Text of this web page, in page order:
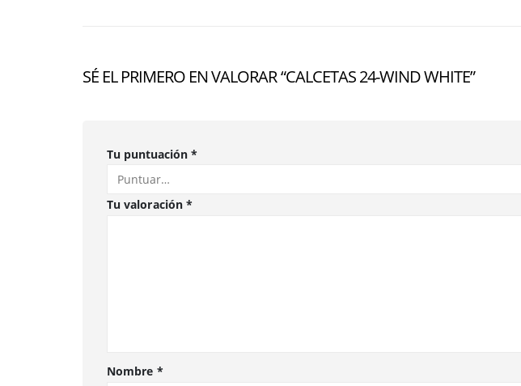
SÉ EL PRIMERO EN VALORAR “CALCETAS 24-WIND WHITE”
Tu puntuación *
Tu valoración *
Nombre *